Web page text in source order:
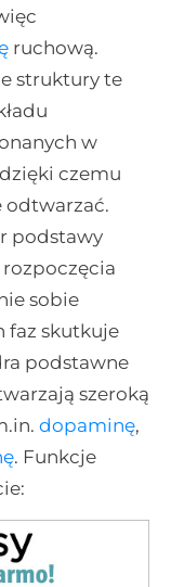
ruchową.
struktury te
w
czemu
odtwarzać.
podstawy
sobie
faz skutkuje
podstawne
szeroką
dopaminę,
. Funkcje